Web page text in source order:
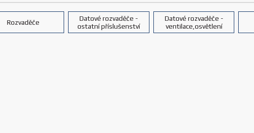
Rozvaděče
Datové rozvaděče -
ostatní příslušenství
Datové rozvaděče -
ventilace,osvětlení